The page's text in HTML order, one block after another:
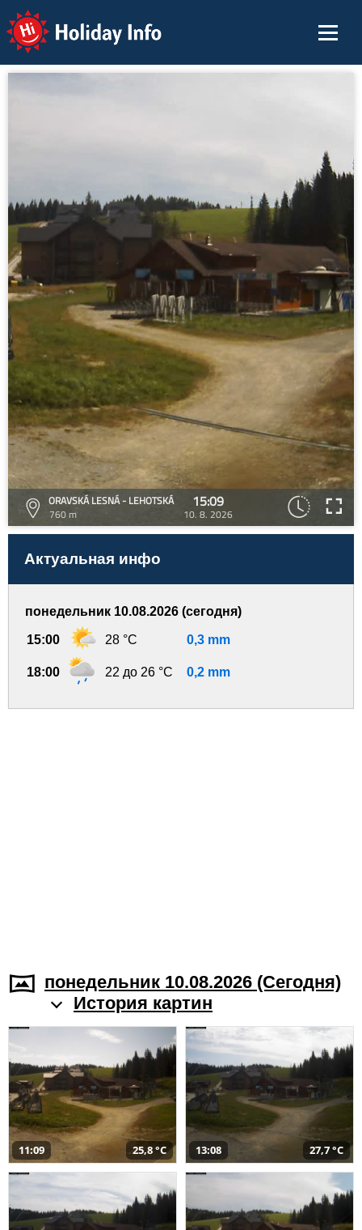
Holiday Info
ORAVSKÁ LESNÁ - LEHOTSKÁ
760 m
15:09
10. 8. 2026
Актуальная инфо
понедельник 10.08.2026 (сегодня)
15:00 28 °C 0,3 mm
18:00 22 до 26 °C 0,2 mm
понедельник 10.08.2026 (Cегодня)
История картин
11:09 25,8 °C 13:08 27,7 °C